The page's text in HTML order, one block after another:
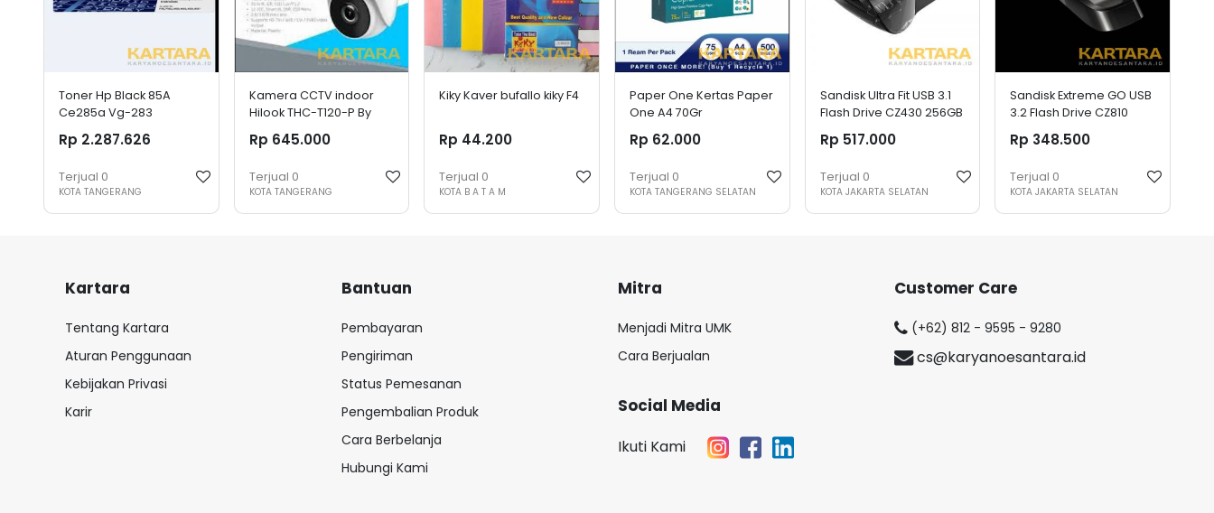
Toner Hp Black 85A
Ce285a Vg-283
Rp 2.287.626
Terjual 0
KOTA TANGERANG
Kamera CCTV indoor
Hilook THC-T120-P By
Rp 645.000
Terjual 0
KOTA TANGERANG
Kiky Kaver bufallo kiky F4
Rp 44.200
Terjual 0
KOTA B A T A M
Paper One Kertas Paper
One A4 70Gr
Rp 62.000
Terjual 0
KOTA TANGERANG SELATAN
Sandisk Ultra Fit USB 3.1
Flash Drive CZ430 256GB
Rp 517.000
Terjual 0
KOTA JAKARTA SELATAN
Sandisk Extreme GO USB
3.2 Flash Drive CZ810
Rp 348.500
Terjual 0
KOTA JAKARTA SELATAN
Kartara
Tentang Kartara
Aturan Penggunaan
Kebijakan Privasi
Karir
Bantuan
Pembayaran
Pengiriman
Status Pemesanan
Pengembalian Produk
Cara Berbelanja
Hubungi Kami
Mitra
Menjadi Mitra UMK
Cara Berjualan
Social Media
Ikuti Kami
Customer Care
(+62) 812 - 9595 - 9280
cs@karyanoesantara.id